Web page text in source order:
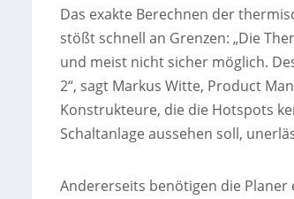
Das exakte Berechnen der
stößt schnell an Grenzen: „Die
und meist nicht sicher möglich.
2“, sagt Markus Witte, Product
Konstrukteure, die die Hotspots
Schaltanlage aussehen soll,
Andererseits benötigen die Planer